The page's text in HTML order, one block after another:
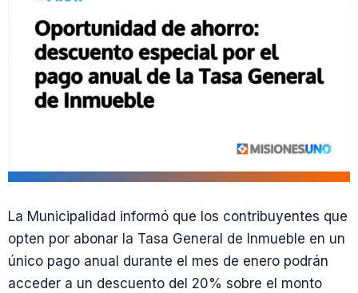
La Municipalidad informó que los contribuyentes que
opten por abonar la Tasa General de Inmueble en un
único pago anual durante el mes de enero podrán
acceder a un descuento del 20% sobre el monto